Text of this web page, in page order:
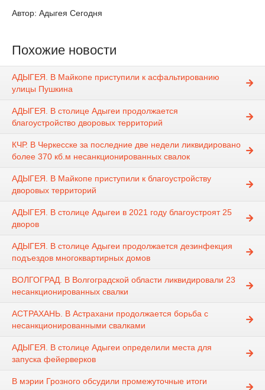
Автор: Адыгея Сегодня
Похожие новости
АДЫГЕЯ. В Майкопе приступили к асфальтированию
улицы Пушкина
АДЫГЕЯ. В столице Адыгеи продолжается
благоустройство дворовых территорий
КЧР. В Черкесске за последние две недели ликвидировано
более 370 кб.м несанкционированных свалок
АДЫГЕЯ. В Майкопе приступили к благоустройству
дворовых территорий
АДЫГЕЯ. В столице Адыгеи в 2021 году благоустроят 25
дворов
АДЫГЕЯ. В столице Адыгеи продолжается дезинфекция
подъездов многоквартирных домов
ВОЛГОГРАД. В Волгоградской области ликвидировали 23
несанкционированных свалки
АСТРАХАНЬ. В Астрахани продолжается борьба с
несанкционированными свалками
АДЫГЕЯ. В столице Адыгеи определили места для
запуска фейерверков
В мэрии Грозного обсудили промежуточные итоги